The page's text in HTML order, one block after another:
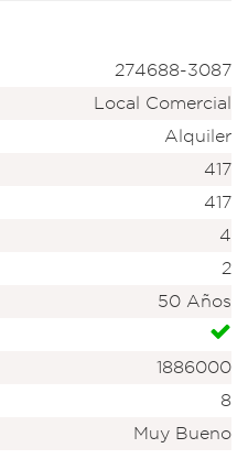
274688-3087
Local Comercial
Alquiler
417
417
4
2
50 Años
1886000
8
Muy Bueno